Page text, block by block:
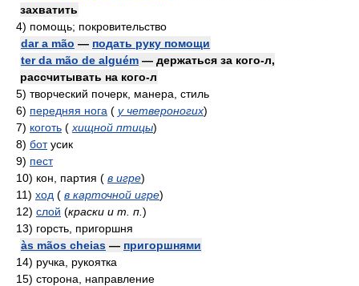
захватить
4) помощь; покровительство
dar a mão — подать руку помощи
ter da mão de alguém — держаться за кого-л,
рассчитывать на кого-л
5) творческий почерк, манера, стиль
6) передняя нога ( у четвероногих)
7) коготь ( хищной птицы)
8) ботусик
9) пест
10) кон, партия ( в игре)
11) ход ( в карточной игре)
12) слой (краски и т. п. )
13) горсть, пригоршня
às mãos cheias — пригоршнями
14) ручка, рукоятка
15) сторона, направление